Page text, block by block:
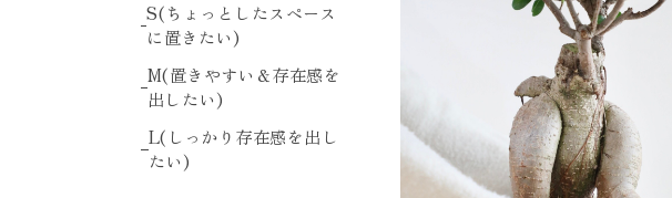
S(ちょっとしたスペース
に置きたい)
M(置きやすい＆存在感を
出したい)
L(しっかり存在感を出し
たい)